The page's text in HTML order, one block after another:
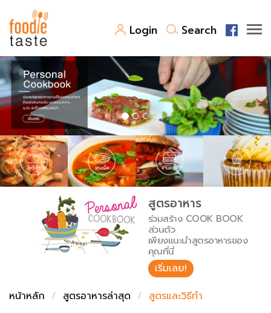
Login Search
สูตรอาหาร
สูตรอาหารล่าสุด
Top Foodie
พาไปชิม
สารพันก้นครัว
เคล็ดลับน่ารู้
เปรียบเทียบหน่วยการตวง
เปรียบเทียบอุณหภูมิ
เปรียบเทียบน้ำหนักวัตถุดิบ
FoodPedia
สร้าง Cookbook
สูตรอาหาร
ร่วมสร้าง COOK BOOK
ส่วนตัว
เพียงแนะนำสูตรอาหารของ
คุณที่นี่
เริ่มเลย!
หน้าหลัก
สูตรอาหารล่าสุด สูตรและวิธีทำ